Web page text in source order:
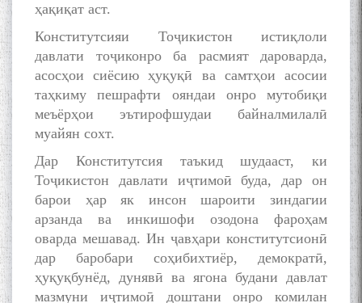
ҳақиқат аст.
Конститутсияи Тоҷикистон истиқлоли
давлати тоҷиконро ба расмият дароварда,
асосҳои сиёсию ҳуқуқӣ ва самтҳои асосии
таҳкиму пешрафти ояндаи онро мутобиқи
меъёрҳои эътирофшудаи байналмилалӣ
муайян сохт.
Дар Конститутсия таъкид шудааст, ки
Тоҷикистон давлати иҷтимоӣ буда, дар он
барои ҳар як инсон шароити зиндагии
арзанда ва инкишофи озодона фароҳам
оварда мешавад. Ин ҷавҳари конститутсионӣ
дар баробари соҳибихтиёр, демократӣ,
ҳуқуқбунёд, дунявӣ ва ягона будани давлат
мазмуни иҷтимоӣ доштани онро комилан